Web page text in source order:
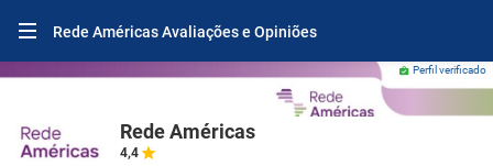
Rede Américas Avaliações e Opiniões
Perfil verificado
Rede Américas
4,4